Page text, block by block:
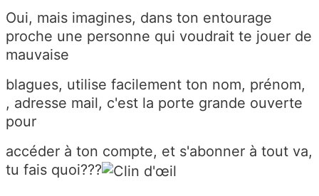
Oui, mais imagines, dans ton entourage
proche une personne qui voudrait te jouer de
mauvaise
blagues, utilise facilement ton nom, prénom,
, adresse mail, c'est la porte grande ouverte
pour
accéder à ton compte, et s'abonner à tout va,
tu fais quoi???